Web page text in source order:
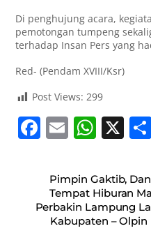
Di penghujung acara,
pemotongan tumpeng
terhadap Insan Pers yang
Red- (Pendam XVIII/Ksr)
Post Views: 299
F
c
e
b
E
ai
l
W
at
s
A
X
Pimpin Gaktib,
Tempat Hiburan
Perbakin Lampung
Kabupaten –